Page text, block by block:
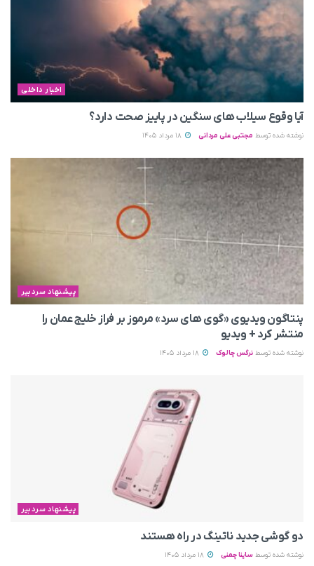
اخبار داخلی
آیا وقوع سیلاب های سنگین در پاییز صحت دارد؟
نوشته شده توسط مجتبی علی مردانی
پیشنهاد سردبیر
پنتاگون ویدیوی «گوی های سرد» مرموز بر فراز خلیج عمان را
منتشر کرد + ویدیو
نوشته شده توسط نرگس چالوک
پیشنهاد سردبیر
دو گوشی جدید ناتینگ در راه هستند
نوشته شده توسط ساینا چمنی